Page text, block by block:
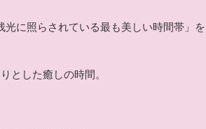
に照らされている最も美しい時間帯」
を
とした癒しの時間。